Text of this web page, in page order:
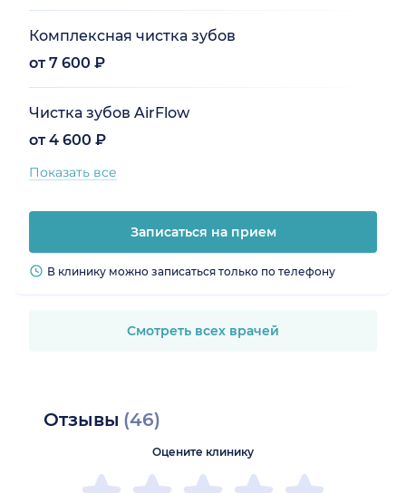
Комплексная чистка зубов
от 7 600 ₽
Чистка зубов AirFlow
от 4 600 ₽
Показать все
Записаться на прием
В клинику можно записаться только по телефону
Смотреть всех врачей
Отзывы (46)
Оцените клинику